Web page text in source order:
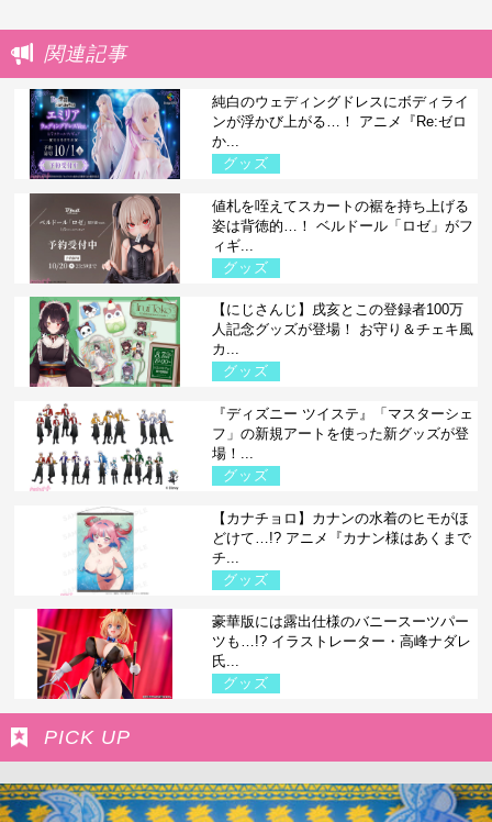
関連記事
純白のウェディングドレスにボディライ
ンが浮かび上がる…！ アニメ『Re:ゼロ
か...
グッズ
値札を咥えてスカートの裾を持ち上げる
姿は背徳的…！ ベルドール「ロゼ」がフ
ィギ...
グッズ
【にじさんじ】戌亥とこの登録者100万
人記念グッズが登場！ お守り＆チェキ風
カ...
グッズ
『ディズニー ツイステ』「マスターシェ
フ」の新規アートを使った新グッズが登
場！...
グッズ
【カナチョロ】カナンの水着のヒモがほ
どけて…!? アニメ『カナン様はあくまで
チ...
グッズ
豪華版には露出仕様のバニースーツパー
ツも…!? イラストレーター・高峰ナダレ
氏...
グッズ
PICK UP